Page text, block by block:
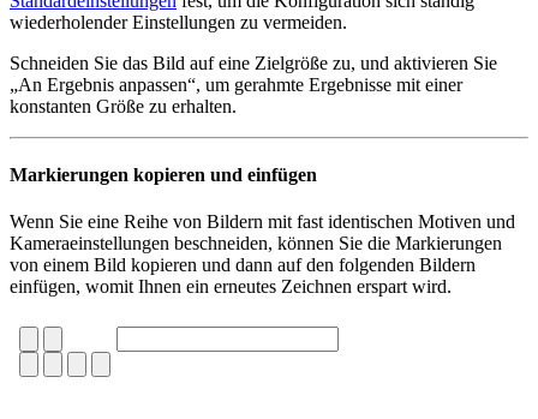
wiederholender Einstellungen zu vermeiden.
Schneiden Sie das Bild auf eine Zielgröße zu, und aktivieren Sie
„An Ergebnis anpassen“, um gerahmte Ergebnisse mit einer
konstanten Größe zu erhalten.
Markierungen kopieren und einfügen
Wenn Sie eine Reihe von Bildern mit fast identischen Motiven und
Kameraeinstellungen beschneiden, können Sie die Markierungen
von einem Bild kopieren und dann auf den folgenden Bildern
einfügen, womit Ihnen ein erneutes Zeichnen erspart wird.